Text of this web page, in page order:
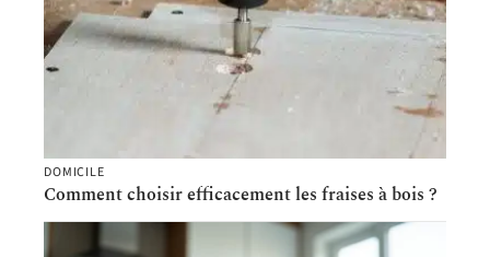
DOMICILE
Comment choisir efficacement les fraises à bois ?